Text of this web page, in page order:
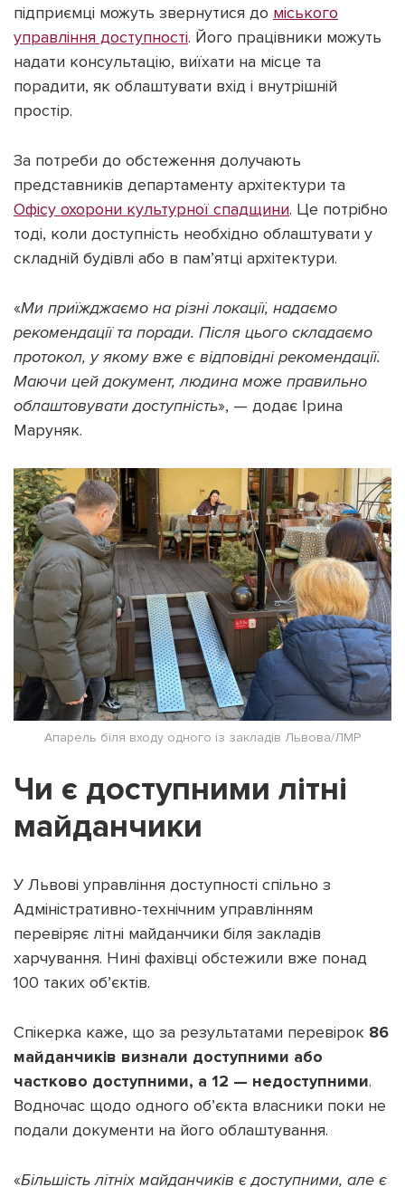
підприємці можуть звернутися до міського
управління доступності. Його працівники можуть
надати консультацію, виїхати на місце та
порадити, як облаштувати вхід і внутрішній
простір.
За потреби до обстеження долучають
представників департаменту архітектури та
Офісу охорони культурної спадщини. Це потрібно
тоді, коли доступність необхідно облаштувати у
складній будівлі або в пам’ятці архітектури.
«Ми приїжджаємо на різні локації, надаємо
рекомендації та поради. Після цього складаємо
протокол, у якому вже є відповідні рекомендації.
Маючи цей документ, людина може правильно
облаштовувати доступність», — додає Ірина
Маруняк.
Апарель біля входу одного із закладів Львова/ЛМР
Чи є доступними літні
майданчики
У Львові управління доступності спільно з
Адміністративно-технічним управлінням
перевіряє літні майданчики біля закладів
харчування. Нині фахівці обстежили вже понад
100 таких об’єктів.
Спікерка каже, що за результатами перевірок 86
майданчиків визнали доступними або
частково доступними, а 12 — недоступними.
Водночас щодо одного об’єкта власники поки не
подали документи на його облаштування.
«Більшість літніх майданчиків є доступними, але є